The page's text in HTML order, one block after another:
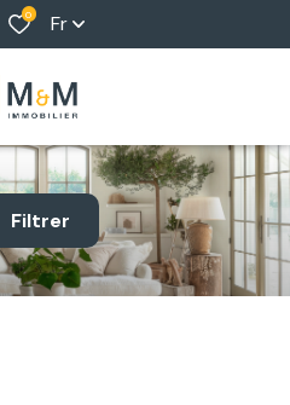
0 Fr
Filtrer